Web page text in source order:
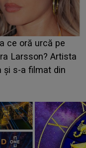
"Casa Iubirii" l-a
ESTE
se în fața
"Am